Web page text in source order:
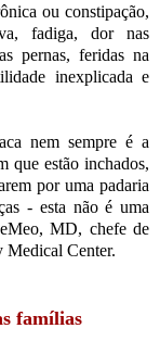
ou constipação,
fadiga, dor nas
pernas, feridas na
inexplicada e
nem sempre é a
que estão inchados,
por uma padaria
- esta não é uma
MD, chefe de
Medical Center.
famílias